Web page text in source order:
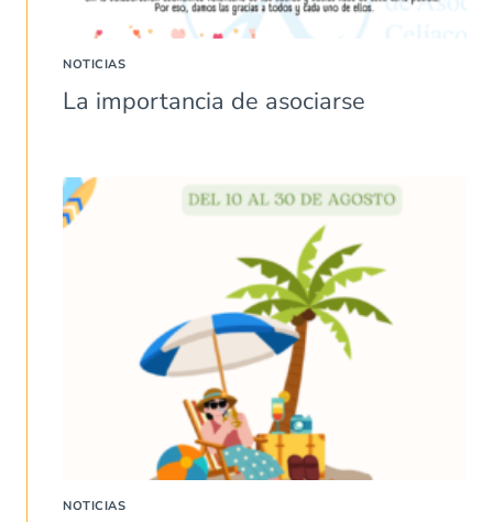
NOTICIAS
La importancia de asociarse
NOTICIAS